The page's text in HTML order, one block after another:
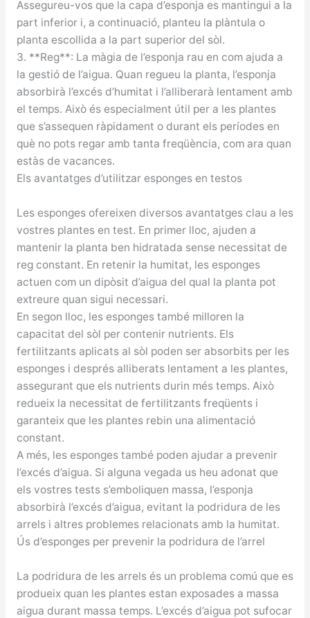
Assegureu-vos que la capa d’esponja es mantingui a la
part inferior i, a continuació, planteu la plàntula o
planta escollida a la part superior del sòl.
3. **Reg**: La màgia de l’esponja rau en com ajuda a
la gestió de l’aigua. Quan regueu la planta, l’esponja
absorbirà l’excés d’humitat i l’alliberarà lentament amb
el temps. Això és especialment útil per a les plantes
que s’assequen ràpidament o durant els períodes en
què no pots regar amb tanta freqüència, com ara quan
estàs de vacances.
Els avantatges d’utilitzar esponges en testos
Les esponges ofereixen diversos avantatges clau a les
vostres plantes en test. En primer lloc, ajuden a
mantenir la planta ben hidratada sense necessitat de
reg constant. En retenir la humitat, les esponges
actuen com un dipòsit d’aigua del qual la planta pot
extreure quan sigui necessari.
En segon lloc, les esponges també milloren la
capacitat del sòl per contenir nutrients. Els
fertilitzants aplicats al sòl poden ser absorbits per les
esponges i després alliberats lentament a les plantes,
assegurant que els nutrients durin més temps. Això
redueix la necessitat de fertilitzants freqüents i
garanteix que les plantes rebin una alimentació
constant.
A més, les esponges també poden ajudar a prevenir
l’excés d’aigua. Si alguna vegada us heu adonat que
els vostres tests s’emboliquen massa, l’esponja
absorbirà l’excés d’aigua, evitant la podridura de les
arrels i altres problemes relacionats amb la humitat.
Ús d’esponges per prevenir la podridura de l’arrel
La podridura de les arrels és un problema comú que es
produeix quan les plantes estan exposades a massa
aigua durant massa temps. L’excés d’aigua pot sufocar